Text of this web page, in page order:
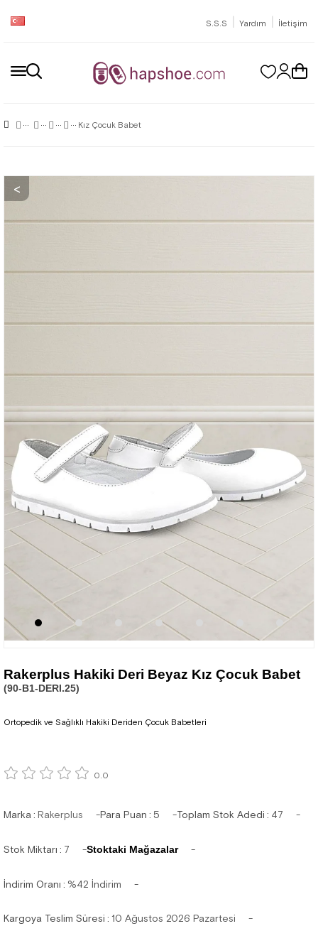
S.S.S | Yardım | İletişim
Kız Çocuk Babet
Rakerplus Hakiki Deri Beyaz Kız Çocuk Babet
(90-B1-DERI.25)
Ortopedik ve Sağlıklı Hakiki Deriden Çocuk Babetleri
0.0
Marka: Rakerplus Para Puan : 5 Toplam Stok Adedi : 47
Stok Miktarı : 7 Stoktaki Mağazalar
İndirim Oranı : %42 İndirim
Kargoya Teslim Süresi : 10 Ağustos 2026 Pazartesi